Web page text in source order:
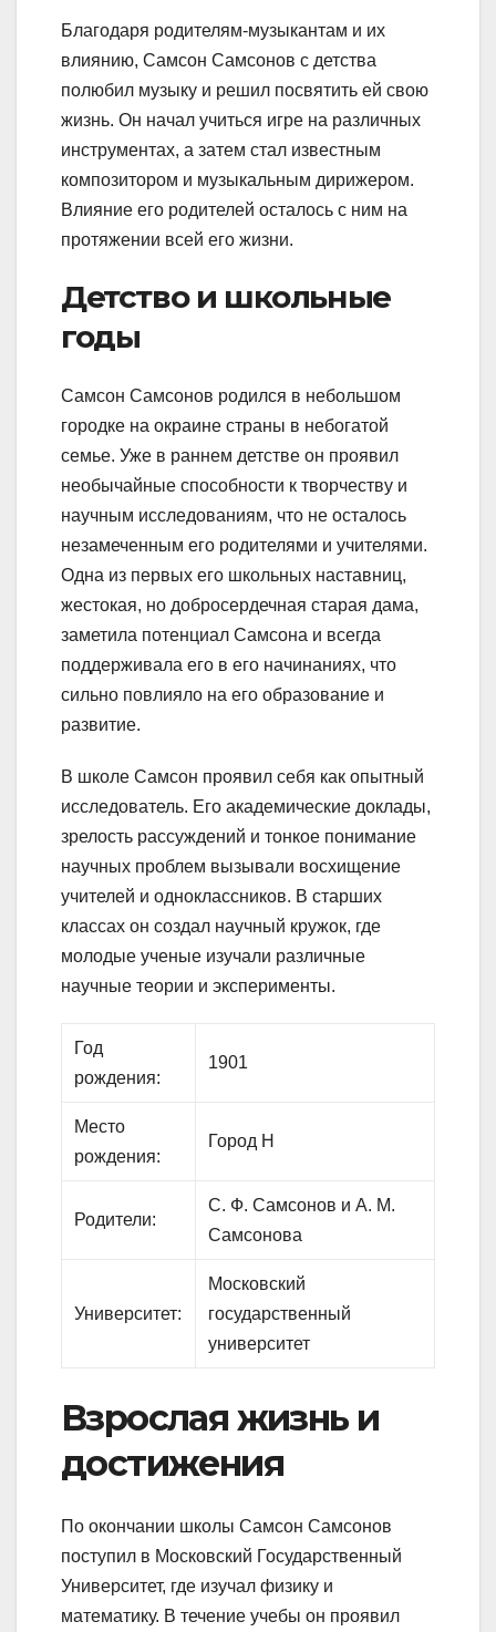
Благодаря родителям-музыкантам и их
влиянию, Самсон Самсонов с детства
полюбил музыку и решил посвятить ей свою
жизнь. Он начал учиться игре на различных
инструментах, а затем стал известным
композитором и музыкальным дирижером.
Влияние его родителей осталось с ним на
протяжении всей его жизни.
Детство и школьные
годы
Самсон Самсонов родился в небольшом
городке на окраине страны в небогатой
семье. Уже в раннем детстве он проявил
необычайные способности к творчеству и
научным исследованиям, что не осталось
незамеченным его родителями и учителями.
Одна из первых его школьных наставниц,
жестокая, но добросердечная старая дама,
заметила потенциал Самсона и всегда
поддерживала его в его начинаниях, что
сильно повлияло на его образование и
развитие.
В школе Самсон проявил себя как опытный
исследователь. Его академические доклады,
зрелость рассуждений и тонкое понимание
научных проблем вызывали восхищение
учителей и одноклассников. В старших
классах он создал научный кружок, где
молодые ученые изучали различные
научные теории и эксперименты.
Год
рождения:
1901
Место
рождения:
Город Н
Родители:
С. Ф. Самсонов и А. М.
Самсонова
Университет:
Московский
государственный
университет
Взрослая жизнь и
достижения
По окончании школы Самсон Самсонов
поступил в Московский Государственный
Университет, где изучал физику и
математику. В течение учебы он проявил